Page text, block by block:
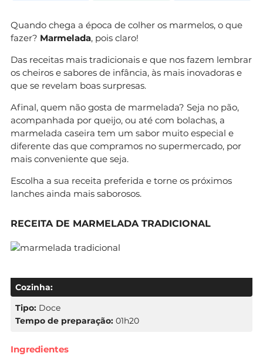
Quando chega a época de colher os marmelos, o que
fazer? Marmelada, pois claro!
Das receitas mais tradicionais e que nos fazem lembrar
os cheiros e sabores de infância, às mais inovadoras e
que se revelam boas surpresas.
Afinal, quem não gosta de marmelada? Seja no pão,
acompanhada por queijo, ou até com bolachas, a
marmelada caseira tem um sabor muito especial e
diferente das que compramos no supermercado, por
mais conveniente que seja.
Escolha a sua receita preferida e torne os próximos
lanches ainda mais saborosos.
RECEITA DE MARMELADA TRADICIONAL
Cozinha:
Tipo: Doce
Tempo de preparação: 01h20
Ingredientes